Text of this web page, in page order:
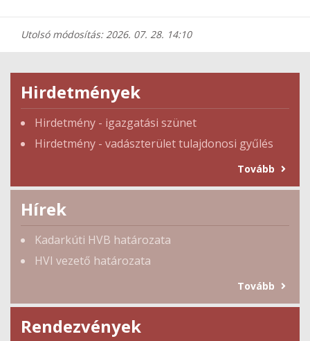
Utolsó módosítás: 2026. 07. 28. 14:10
Hirdetmények
Hirdetmény - igazgatási szünet
Hirdetmény - vadászterület tulajdonosi gyűlés
Tovább
Hírek
Kadarkúti HVB határozata
HVI vezető határozata
Tovább
Rendezvények